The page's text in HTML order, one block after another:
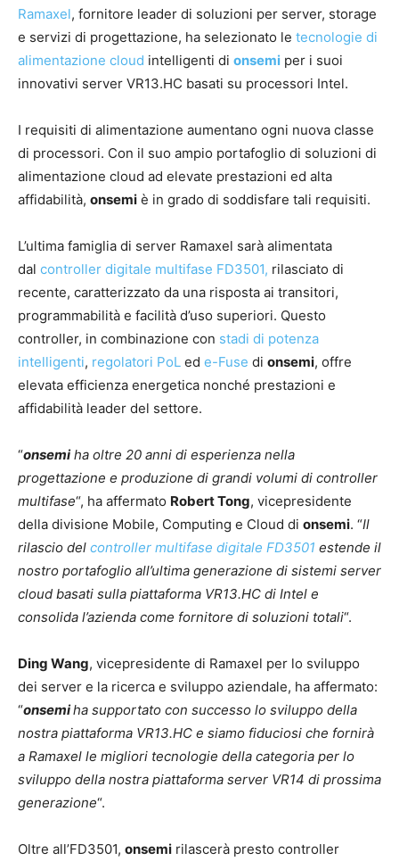
Ramaxel, fornitore leader di soluzioni per server, storage
e servizi di progettazione, ha selezionato le tecnologie di
alimentazione cloud intelligenti di onsemi per i suoi
innovativi server VR13.HC basati su processori Intel.
I requisiti di alimentazione aumentano ogni nuova classe
di processori. Con il suo ampio portafoglio di soluzioni di
alimentazione cloud ad elevate prestazioni ed alta
affidabilità, onsemi è in grado di soddisfare tali requisiti.
L’ultima famiglia di server Ramaxel sarà alimentata
dal controller digitale multifase FD3501, rilasciato di
recente, caratterizzato da una risposta ai transitori,
programmabilità e facilità d’uso superiori. Questo
controller, in combinazione con stadi di potenza
intelligenti, regolatori PoL ed e-Fuse di onsemi, offre
elevata efficienza energetica nonché prestazioni e
affidabilità leader del settore.
“onsemiha oltre 20 anni di esperienza nella
progettazione e produzione di grandi volumi di controller
multifase“, ha affermato Robert Tong, vicepresidente
della divisione Mobile, Computing e Cloud di onsemi. “Il
rilascio del controller multifase digitale FD3501 estende il
nostro portafoglio all’ultima generazione di sistemi server
cloud basati sulla piattaforma VR13.HC di Intel e
consolida l’azienda come fornitore di soluzioni totali“.
Ding Wang, vicepresidente di Ramaxel per lo sviluppo
dei server e la ricerca e sviluppo aziendale, ha affermato:
“onsemiha supportato con successo lo sviluppo della
nostra piattaforma VR13.HC e siamo fiduciosi che fornirà
a Ramaxel le migliori tecnologie della categoria per lo
sviluppo della nostra piattaforma server VR14 di prossima
generazione“.
Oltre all’FD3501, onsemi rilascerà presto controller